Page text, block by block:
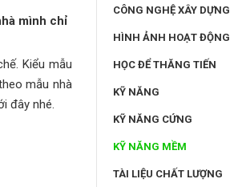
mình chỉ
Kiểu mẫu
mẫu nhà
đây nhé.
CÔNG NGHỆ XÂY DỰNG
HÌNH ẢNH HOẠT ĐỘNG
HỌC ĐỂ THĂNG TIẾN
KỸ NĂNG
KỸ NĂNG CỨNG
KỸ NĂNG MỀM
TÀI LIỆU CHẤT LƯỢNG